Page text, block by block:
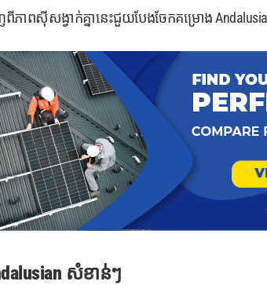
ហាញពីភាពស៊ីសង្វាក់គ្នានេះជួយបែងចែកគម្រោង
សំខាន់ៗ